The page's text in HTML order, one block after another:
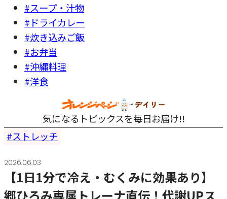
#スープ・汁物
#ドライカレー
#炊き込みご飯
#お弁当
#沖縄料理
#洋食
気になるトピックスを毎日お届け!!
ストレッチ
2026.06.03
【1日1分で冷え・むくみに効果あり】
郷ひろみ専属トレーナ直伝！代謝UPス